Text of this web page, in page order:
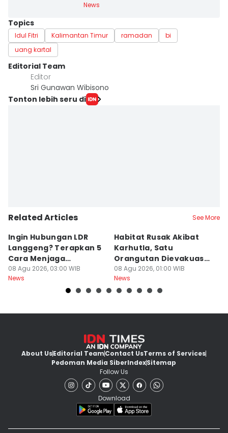
News
Topics
Idul Fitri Kalimantan Timur ramadan
bi
uang kartal
Editorial Team
Editor
Sri Gunawan Wibisono
Tonton lebih seru di
Related Articles See More
Ingin Hubungan LDR
Langgeng? Terapkan 5
Cara Menjaga
Kesetiaan Ini
08 Agu 2026, 03:00 WIB
News
Habitat Rusak Akibat
Karhutla, Satu
Orangutan Dievakuasi
di Ketapang
08 Agu 2026, 01:00 WIB
News
About UsEditorial TeamContact UsTerms of Services
Pedoman Media SiberIndexSitemap
Follow Us
Download